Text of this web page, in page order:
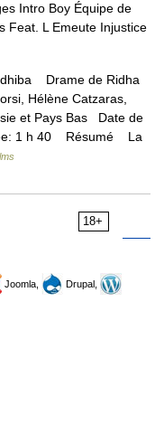
Intro Boy Équipe de
Feat. L Emeute Injustice
Drame de Ridha
Hélène Catzaras,
et Pays Bas Date de
1 h 40 Résumé La
18+
Joomla,
Drupal,